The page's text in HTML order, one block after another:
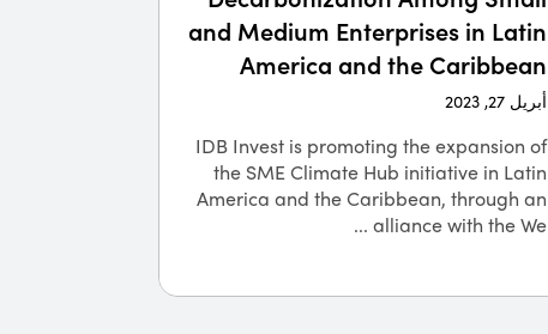
and Medium Enterprises in Latin
America and the Caribbean
أبريل 27, 2023
IDB Invest is promoting the expansion of
the SME Climate Hub initiative in Latin
America and the Caribbean, through an
alliance with the We ...